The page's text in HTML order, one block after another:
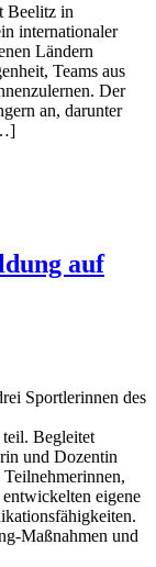
Beelitz in
internationaler
Ländern
Teams aus
Der
an, darunter
auf
Sportlerinnen des
Begleitet
und Dozentin
eigene
Maßnahmen und